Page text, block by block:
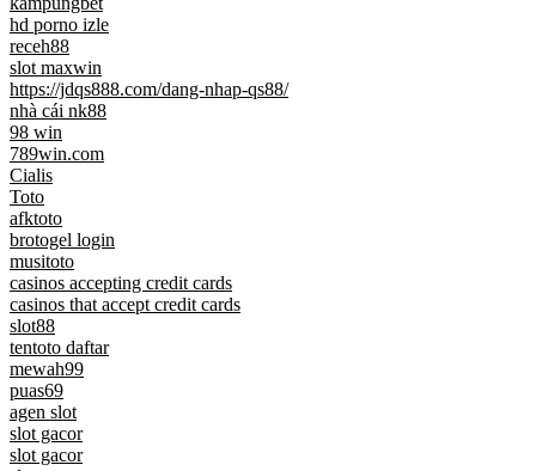
hd porno izle
receh88
slot maxwin
https://jdqs888.com/dang-nhap-qs88/
nhà cái nk88
98 win
789win.com
Cialis
Toto
afktoto
brotogel login
musitoto
casinos accepting credit cards
casinos that accept credit cards
slot88
tentoto daftar
mewah99
puas69
agen slot
slot gacor
slot gacor